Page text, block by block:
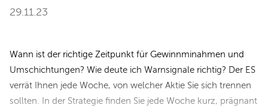
29.11.23
Wann ist der richtige Zeitpunkt für Gewinnminahmen und
Umschichtungen? Wie deute ich Warnsignale richtig? Der ES
verrät Ihnen jede Woche, von welcher Aktie Sie sich trennen
sollten. In der Strategie finden Sie jede Woche kurz, prägnant